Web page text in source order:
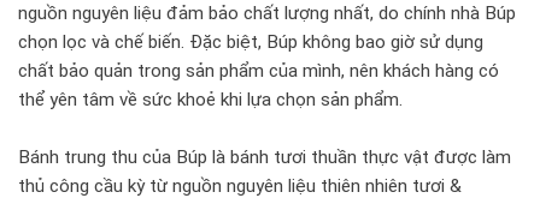
nguồn nguyên liệu đảm bảo chất lượng nhất, do chính nhà Búp
chọn lọc và chế biến. Đặc biệt, Búp không bao giờ sử dụng
chất bảo quản trong sản phẩm của mình, nên khách hàng có
thể yên tâm về sức khoẻ khi lựa chọn sản phẩm.
Bánh trung thu của Búp là bánh tươi thuần thực vật được làm
thủ công cầu kỳ từ nguồn nguyên liệu thiên nhiên tươi &